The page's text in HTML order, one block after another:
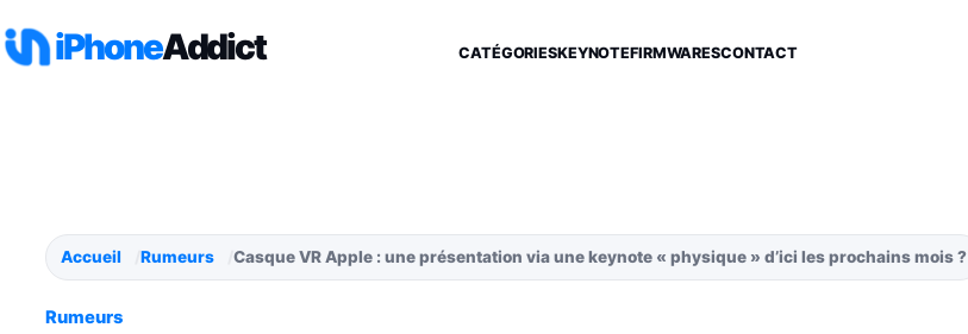
iPhoneAddict CATÉGORIESKEYNOTEFIRMWARESCONTACT
Accueil Rumeurs Casque VR Apple : une présentation via une keynote « physique » d’ici les prochains mois ?
Rumeurs